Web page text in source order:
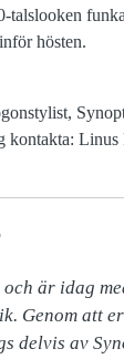
talslooken
hösten.
är idag
Genom att
delvis av